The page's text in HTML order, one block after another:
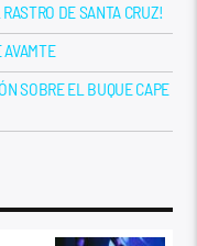
DE SANTA CRUZ!
SOBRE EL BUQUE CAPE